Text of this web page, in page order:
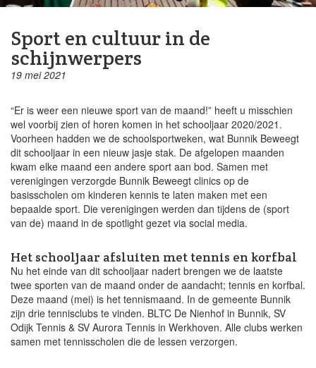
Sport en cultuur in de
schijnwerpers
19 mei 2021
“Er is weer een nieuwe sport van de maand!” heeft u misschien
wel voorbij zien of horen komen in het schooljaar 2020/2021.
Voorheen hadden we de schoolsportweken, wat Bunnik Beweegt
dit schooljaar in een nieuw jasje stak. De afgelopen maanden
kwam elke maand een andere sport aan bod. Samen met
verenigingen verzorgde Bunnik Beweegt clinics op de
basisscholen om kinderen kennis te laten maken met een
bepaalde sport. Die verenigingen werden dan tijdens de (sport
van de) maand in de spotlight gezet via social media.
Het schooljaar afsluiten met tennis en korfbal
Nu het einde van dit schooljaar nadert brengen we de laatste
twee sporten van de maand onder de aandacht; tennis en korfbal.
Deze maand (mei) is het tennismaand. In de gemeente Bunnik
zijn drie tennisclubs te vinden. BLTC De Nienhof in Bunnik, SV
Odijk Tennis & SV Aurora Tennis in Werkhoven. Alle clubs werken
samen met tennisscholen die de lessen verzorgen.